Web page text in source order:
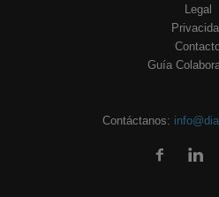
Legal
Guía
Contáctanos: